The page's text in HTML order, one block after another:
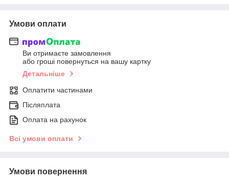
Умови оплати
Ви отримаєте замовлення
або гроші повернуться на вашу картку
Детальніше
Оплатити частинами
Післяплата
Оплата на рахунок
Всі умови оплати
Умови повернення